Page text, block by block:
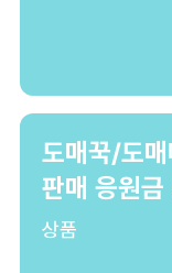
도매꾹/도
판매 응원금
상품